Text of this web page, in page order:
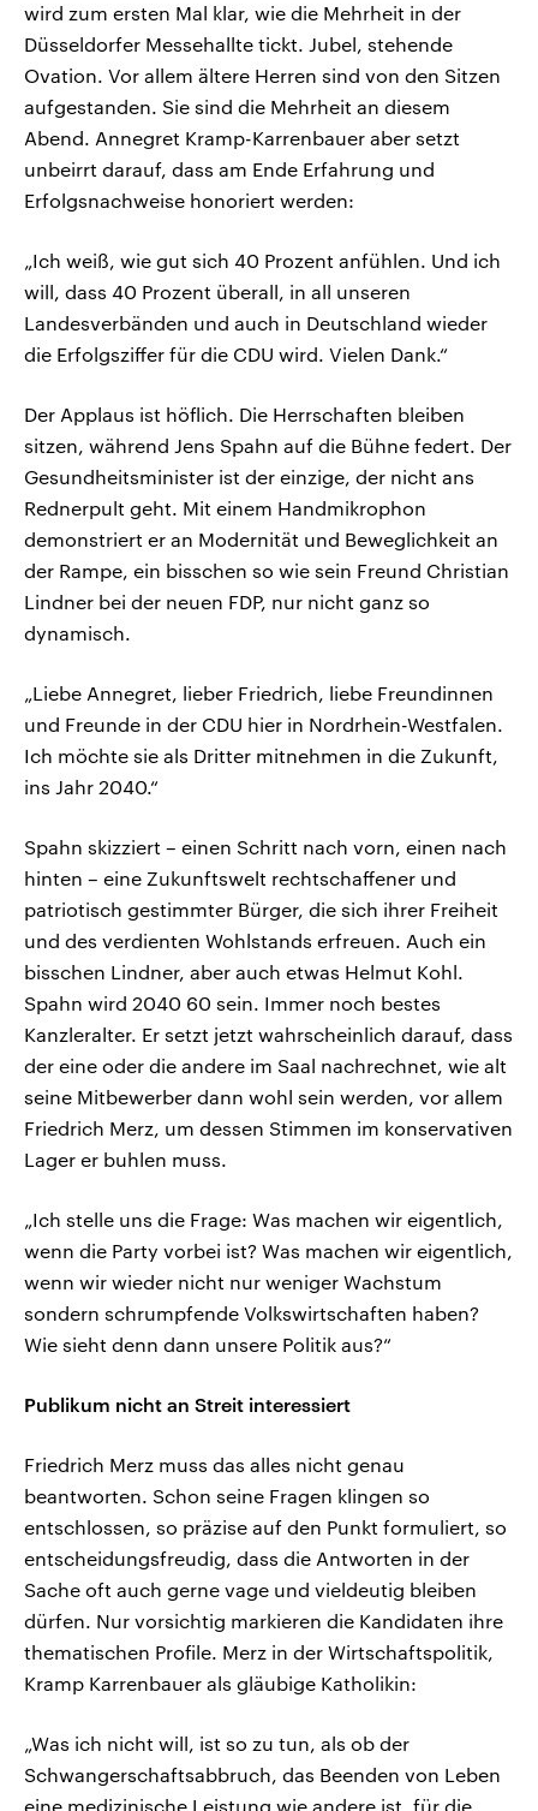
wird zum ersten Mal klar, wie die Mehrheit in der
Düsseldorfer Messehallte tickt. Jubel, stehende
Ovation. Vor allem ältere Herren sind von den Sitzen
aufgestanden. Sie sind die Mehrheit an diesem
Abend. Annegret Kramp-Karrenbauer aber setzt
unbeirrt darauf, dass am Ende Erfahrung und
Erfolgsnachweise honoriert werden:
„Ich weiß, wie gut sich 40 Prozent anfühlen. Und ich
will, dass 40 Prozent überall, in all unseren
Landesverbänden und auch in Deutschland wieder
die Erfolgsziffer für die CDU wird. Vielen Dank.“
Der Applaus ist höflich. Die Herrschaften bleiben
sitzen, während Jens Spahn auf die Bühne federt. Der
Gesundheitsminister ist der einzige, der nicht ans
Rednerpult geht. Mit einem Handmikrophon
demonstriert er an Modernität und Beweglichkeit an
der Rampe, ein bisschen so wie sein Freund Christian
Lindner bei der neuen FDP, nur nicht ganz so
dynamisch.
„Liebe Annegret, lieber Friedrich, liebe Freundinnen
und Freunde in der CDU hier in Nordrhein-Westfalen.
Ich möchte sie als Dritter mitnehmen in die Zukunft,
ins Jahr 2040.“
Spahn skizziert – einen Schritt nach vorn, einen nach
hinten – eine Zukunftswelt rechtschaffener und
patriotisch gestimmter Bürger, die sich ihrer Freiheit
und des verdienten Wohlstands erfreuen. Auch ein
bisschen Lindner, aber auch etwas Helmut Kohl.
Spahn wird 2040 60 sein. Immer noch bestes
Kanzleralter. Er setzt jetzt wahrscheinlich darauf, dass
der eine oder die andere im Saal nachrechnet, wie alt
seine Mitbewerber dann wohl sein werden, vor allem
Friedrich Merz, um dessen Stimmen im konservativen
Lager er buhlen muss.
„Ich stelle uns die Frage: Was machen wir eigentlich,
wenn die Party vorbei ist? Was machen wir eigentlich,
wenn wir wieder nicht nur weniger Wachstum
sondern schrumpfende Volkswirtschaften haben?
Wie sieht denn dann unsere Politik aus?“
Publikum nicht an Streit interessiert
Friedrich Merz muss das alles nicht genau
beantworten. Schon seine Fragen klingen so
entschlossen, so präzise auf den Punkt formuliert, so
entscheidungsfreudig, dass die Antworten in der
Sache oft auch gerne vage und vieldeutig bleiben
dürfen. Nur vorsichtig markieren die Kandidaten ihre
thematischen Profile. Merz in der Wirtschaftspolitik,
Kramp Karrenbauer als gläubige Katholikin:
„Was ich nicht will, ist so zu tun, als ob der
Schwangerschaftsabbruch, das Beenden von Leben
eine medizinische Leistung wie andere ist, für die